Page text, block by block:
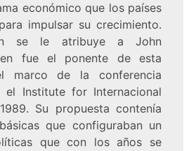
económico que los países
impulsar su crecimiento.
se le atribuye a John
fue el ponente de esta
marco de la conferencia
el Institute for Internacional
Su propuesta contenía
que configuraban un
que con los años se